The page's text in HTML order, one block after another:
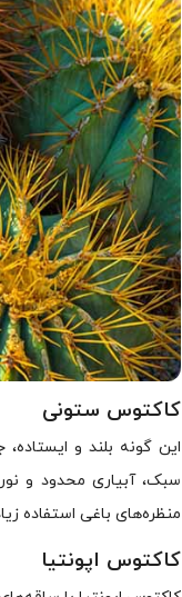
کاکتوس ستونی
این گونه بلند و
سبک، آبیاری محدود و
منظره‌های باغی استفاده
کاکتوس اپونتیا